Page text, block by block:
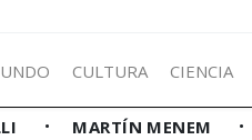
CULTURA CIENCIA
MARTÍN MENEM